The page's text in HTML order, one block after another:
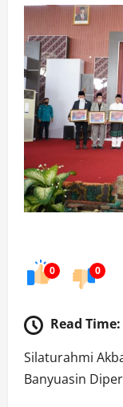
0 0
Read Time:
Silaturahmi
Banyuasin